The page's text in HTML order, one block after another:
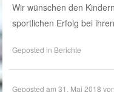
Wir wünschen den
sportlichen Erfolg bei
Geposted in Berichte
Geposted am31. Mai 2018